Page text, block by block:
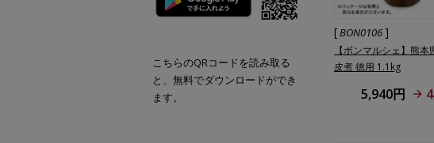
[BON0106 ]
【ボンマルシェ】熊本
皮煮 徳用 1.1kg
5,940円
こちらのQRコードを読み取る
と、無料でダウンロードができ
ます。